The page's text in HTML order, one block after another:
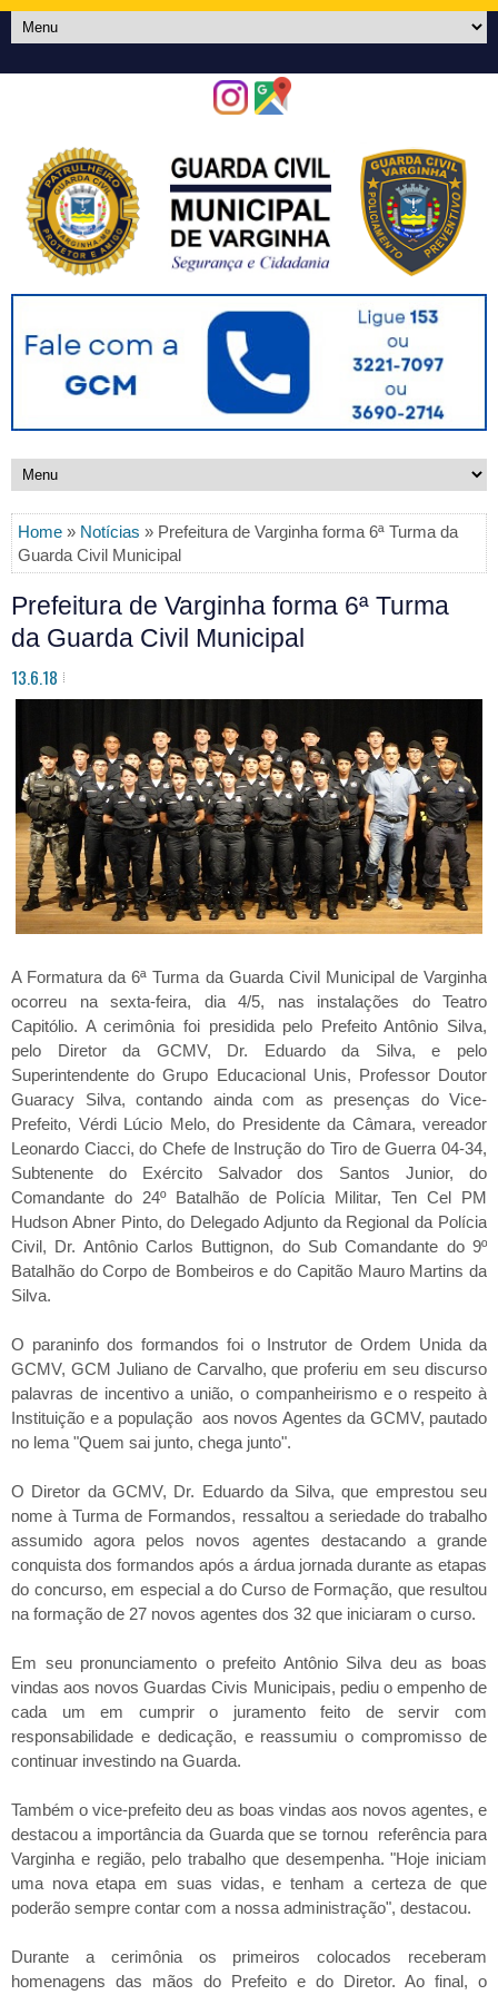
Home » Notícias » Prefeitura de Varginha forma 6ª Turma da
Guarda Civil Municipal
Prefeitura de Varginha forma 6ª Turma
da Guarda Civil Municipal
13.6.18
A Formatura da 6ª Turma da Guarda Civil Municipal de Varginha
ocorreu na sexta-feira, dia 4/5, nas instalações do Teatro
Capitólio. A cerimônia foi presidida pelo Prefeito Antônio Silva,
pelo Diretor da GCMV, Dr. Eduardo da Silva, e pelo
Superintendente do Grupo Educacional Unis, Professor Doutor
Guaracy Silva, contando ainda com as presenças do Vice-
Prefeito, Vérdi Lúcio Melo, do Presidente da Câmara, vereador
Leonardo Ciacci, do Chefe de Instrução do Tiro de Guerra 04-34,
Subtenente do Exército Salvador dos Santos Junior, do
Comandante do 24º Batalhão de Polícia Militar, Ten Cel PM
Hudson Abner Pinto, do Delegado Adjunto da Regional da Polícia
Civil, Dr. Antônio Carlos Buttignon, do Sub Comandante do 9º
Batalhão do Corpo de Bombeiros e do Capitão Mauro Martins da
Silva.
O paraninfo dos formandos foi o Instrutor de Ordem Unida da
GCMV, GCM Juliano de Carvalho, que proferiu em seu discurso
palavras de incentivo a união, o companheirismo e o respeito à
Instituição e a população aos novos Agentes da GCMV, pautado
no lema "Quem sai junto, chega junto".
O Diretor da GCMV, Dr. Eduardo da Silva, que emprestou seu
nome à Turma de Formandos, ressaltou a seriedade do trabalho
assumido agora pelos novos agentes destacando a grande
conquista dos formandos após a árdua jornada durante as etapas
do concurso, em especial a do Curso de Formação, que resultou
na formação de 27 novos agentes dos 32 que iniciaram o curso.
Em seu pronunciamento o prefeito Antônio Silva deu as boas
vindas aos novos Guardas Civis Municipais, pediu o empenho de
cada um em cumprir o juramento feito de servir com
responsabilidade e dedicação, e reassumiu o compromisso de
continuar investindo na Guarda.
Também o vice-prefeito deu as boas vindas aos novos agentes, e
destacou a importância da Guarda que se tornou referência para
Varginha e região, pelo trabalho que desempenha. "Hoje iniciam
uma nova etapa em suas vidas, e tenham a certeza de que
poderão sempre contar com a nossa administração", destacou.
Durante a cerimônia os primeiros colocados receberam
homenagens das mãos do Prefeito e do Diretor. Ao final, o